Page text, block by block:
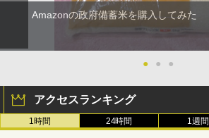
Amazonの政府備蓄米を購入してみた
● ● ●
アクセスランキング
1時間 24時間 1週間